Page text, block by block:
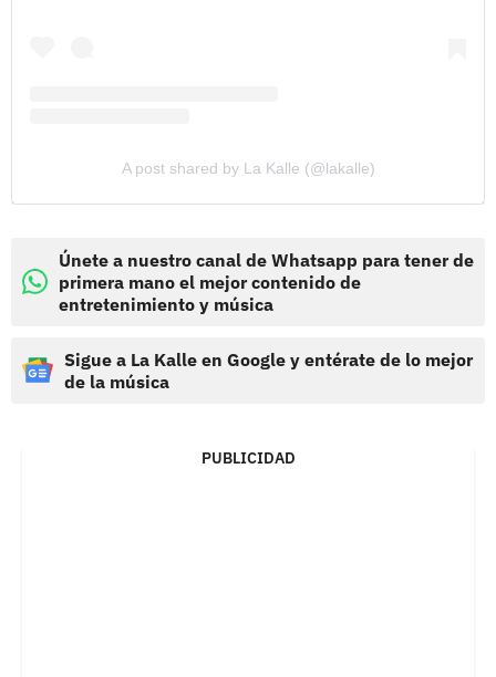
A post shared by La Kalle (@lakalle)
Únete a nuestro canal de Whatsapp para tener de
primera mano el mejor contenido de
entretenimiento y música
Sigue a La Kalle en Google y entérate de lo mejor
de la música
PUBLICIDAD